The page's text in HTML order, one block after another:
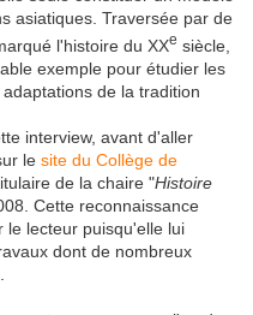
asiatiques. Traversée par de
l'histoire du XXe siècle,
exemple pour étudier les
de la tradition
interview, avant d'aller
le site du Collège de
de la chaire "Histoire
Cette reconnaissance
le lecteur puisqu'elle lui
dont de nombreux